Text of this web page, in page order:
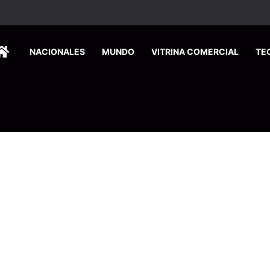
HOMENACIONALES MUNDO VITRINA COMERCIAL